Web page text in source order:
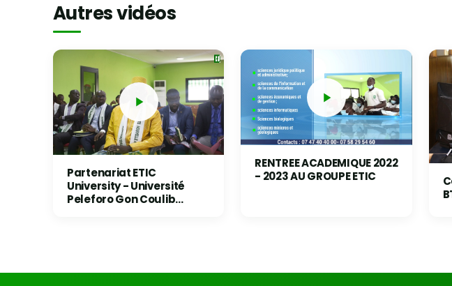
Autres vidéos
Partenariat ETIC
University - Université
Peleforo Gon Coulib...
RENTREE ACADEMIQUE 2022
- 2023 AU GROUPE ETIC